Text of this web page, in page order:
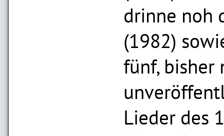
drinne noh
(1982)
fünf, bisher
Lieder des